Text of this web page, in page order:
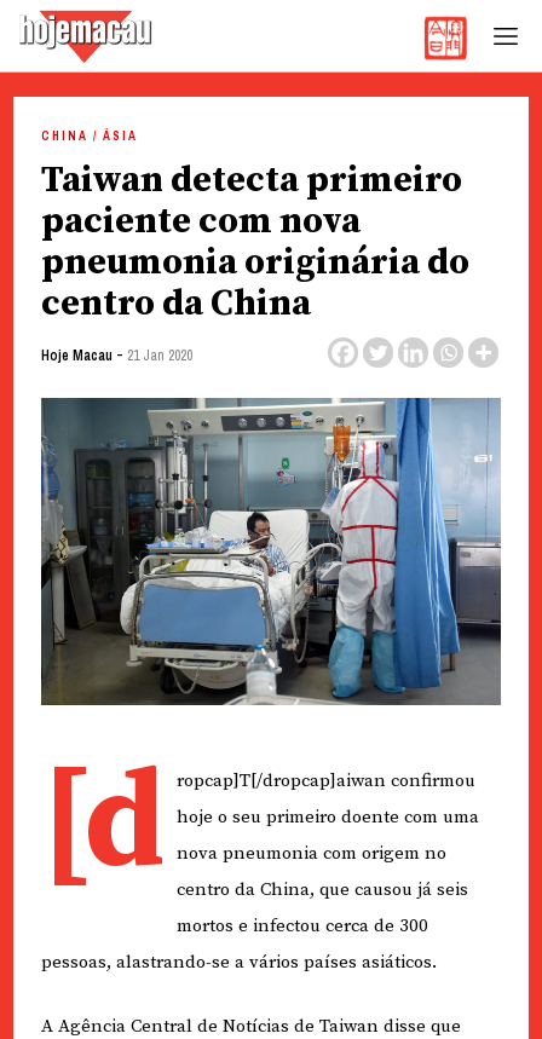
content
CHINA / ÁSIA
Taiwan detecta primeiro
paciente com nova
pneumonia originária do
centro da China
Hoje Macau - 21 Jan 2020
[d
ropcap]T[/dropcap]aiwan confirmou
hoje o seu primeiro doente com uma
nova pneumonia com origem no
centro da China, que causou já seis
mortos e infectou cerca de 300
pessoas, alastrando-se a vários países asiáticos.
A Agência Central de Notícias de Taiwan disse que